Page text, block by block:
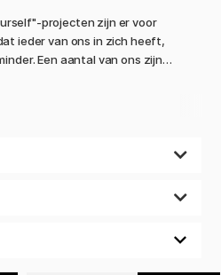
projecten zijn er voor
ieder van ons in zich heeft,
Een aantal van ons zijn
vol met speelse stencils
veel ervaring en een korte
alles aan van klei om eigen